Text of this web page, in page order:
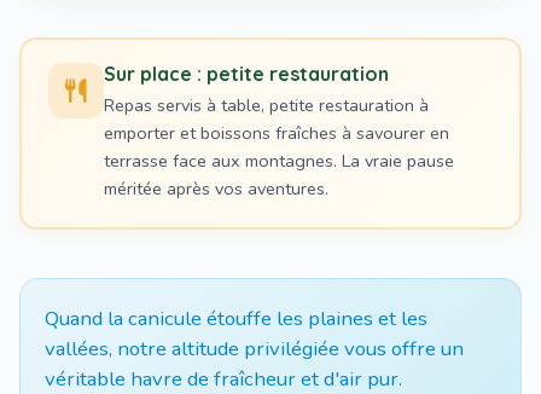
Sur place : petite restauration
Repas servis à table, petite restauration à
emporter et boissons fraîches à savourer en
terrasse face aux montagnes. La vraie pause
méritée après vos aventures.
Quand la canicule étouffe les plaines et les
vallées, notre altitude privilégiée vous offre un
véritable havre de fraîcheur et d'air pur.